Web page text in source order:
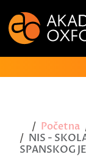
Početna
NIS -
SPANSKOG